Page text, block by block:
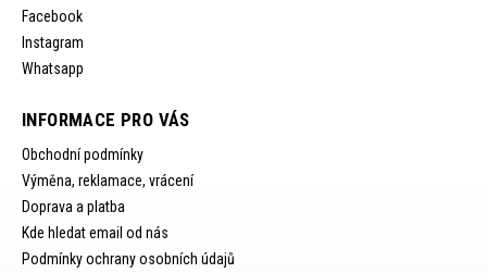
Facebook
Instagram
Whatsapp
INFORMACE PRO VÁS
Obchodní podmínky
Výměna, reklamace, vrácení
Doprava a platba
Kde hledat email od nás
Podmínky ochrany osobních údajů